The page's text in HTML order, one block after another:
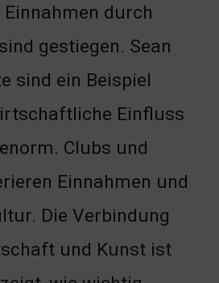
durch
gestiegen. Sean
sind ein Beispiel
Einfluss
Clubs und
Einnahmen und
Die Verbindung
und Kunst ist